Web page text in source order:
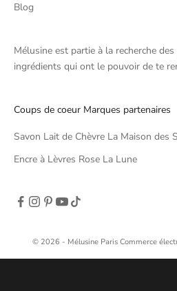
Blog
Mélusine est partie à la recherche
ingrédients qui ont le pouvoir de te
Coups de coeur Marques partenaires
Savon Lait de Chèvre La Maison des
Encre à Lèvres Rose La Lune
© 2026 - Mélusine Paris Commerce